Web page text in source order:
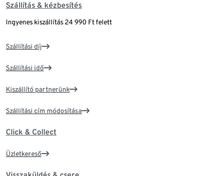
Szállítás & kézbesítés
Ingyenes kiszállítás 24 990 Ft felett
Szállítási díj
Szállítási idő
Kiszállító partnerünk
Szállítási cím módosítása
Click & Collect
Üzletkereső